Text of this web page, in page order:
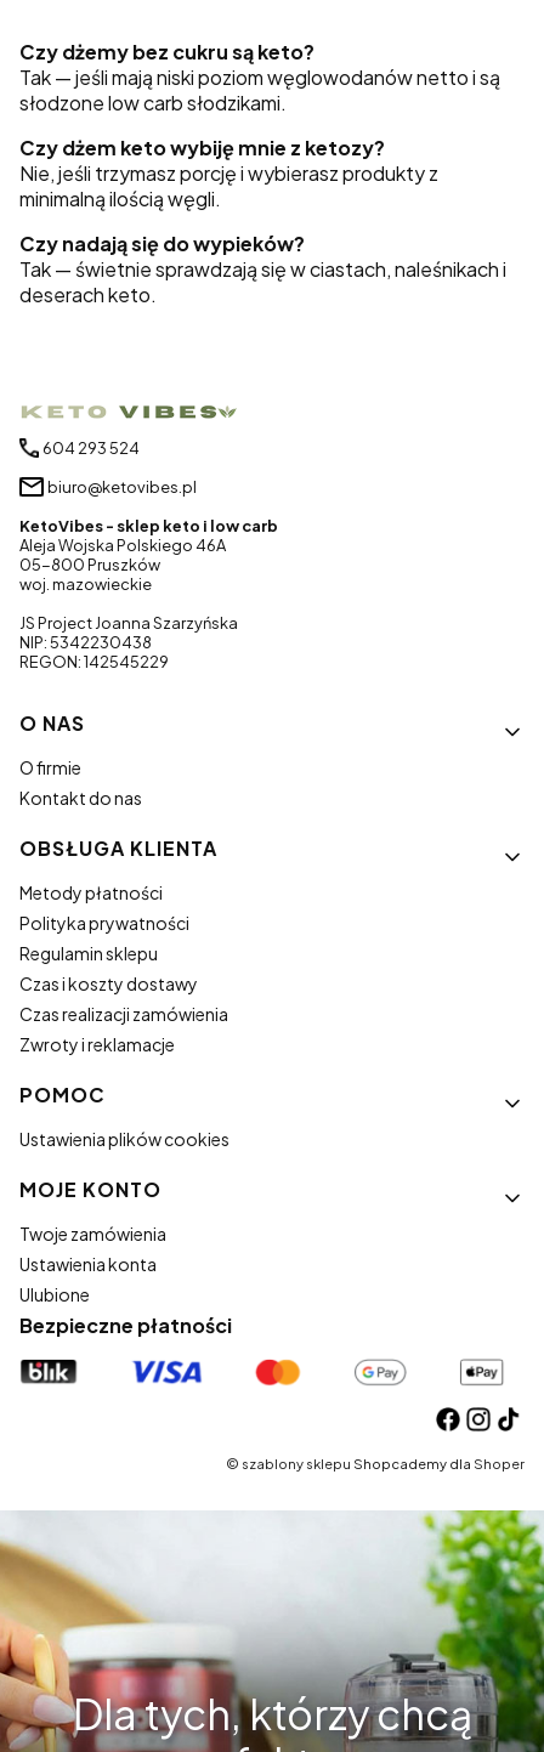
Czy dżemy bez cukru są keto?
Tak — jeśli mają niski poziom węglowodanów netto i są
słodzone low carb słodzikami.
Czy dżem keto wybiję mnie z ketozy?
Nie, jeśli trzymasz porcję i wybierasz produkty z
minimalną ilością węgli.
Czy nadają się do wypieków?
Tak — świetnie sprawdzają się w ciastach, naleśnikach i
deserach keto.
604 293 524
biuro@ketovibes.pl
KetoVibes - sklep keto i low carb
Aleja Wojska Polskiego 46A
05-800 Pruszków
woj. mazowieckie
JS Project Joanna Szarzyńska
NIP: 5342230438
REGON: 142545229
Linki w stopce
O NAS
O firmie
Kontakt do nas
OBSŁUGA KLIENTA
Metody płatności
Polityka prywatności
Regulamin sklepu
Czas i koszty dostawy
Czas realizacji zamówienia
Zwroty i reklamacje
POMOC
Ustawienia plików cookies
MOJE KONTO
Twoje zamówienia
Ustawienia konta
Ulubione
Bezpieczne płatności
© szablony sklepu Shopcademy dla Shoper
Dla tych, którzy chcą